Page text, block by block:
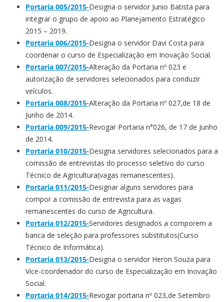
Portaria 005/2015-Designa o servidor Junio Batista para
integrar o grupo de apoio ao Planejamento Estratégico
2015 – 2019.
Portaria 006/2015-Designa o servidor Davi Costa para
coordenar o curso de Especialização em Inovação Social.
Portaria 007/2015-Alteração da Portaria nº 023 e
autorização de servidores selecionados para conduzir
veículos.
Portaria 008/2015-Alteração da Portaria nº 027,de 18 de
Junho de 2014.
Portaria 009/2015-Revogar Portaria n°026, de 17 de Junho
de 2014.
Portaria 010/2015-Designa servidores selecionados para a
comissão de entrevistas do processo seletivo do curso
Técnico de Agricultura(vagas remanescentes).
Portaria 011/2015-Designar alguns servidores para
compor a comissão de entrevista para as vagas
remanescentes do curso de Agricultura.
Portaria 012/2015-Servidores designados a comporem a
banca de seleção para professores substitutos(Curso
Técnico de Informática).
Portaria 013/2015-Designa o servidor Heron Souza para
Vice-coordenador do curso de Especialização em Inovação
Social.
Portaria 014/2015-Revogar portaria nº 023,de Setembro